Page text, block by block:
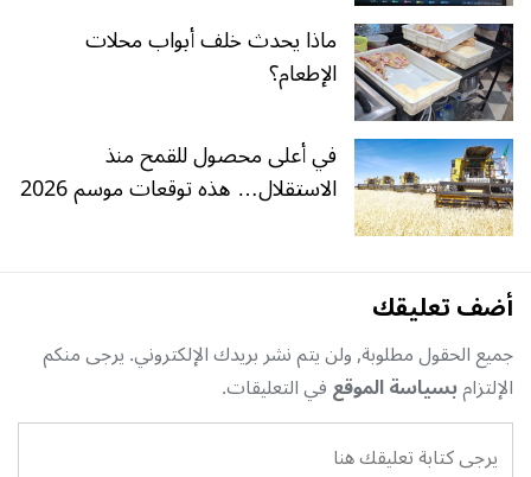
ماذا يحدث خلف أبواب محلات
الإطعام؟
في أعلى محصول للقمح منذ
الاستقلال… هذه توقعات موسم 2026
أضف تعليقك
جميع الحقول مطلوبة, ولن يتم نشر بريدك الإلكتروني. يرجى منكم
الإلتزامبسياسة الموقعفي التعليقات.